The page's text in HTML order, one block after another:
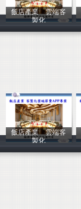
飯店產業 雲端客
製化
翰樺電信
飯店產業 雲端客
製化
翰樺電信